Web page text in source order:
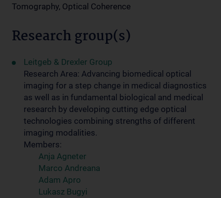
Tomography, Optical Coherence
Research group(s)
Leitgeb & Drexler Group
Research Area: Advancing biomedical optical
imaging for a step change in medical diagnostics
as well as in fundamental biological and medical
research by developing cutting edge optical
technologies combining strengths of different
imaging modalities.
Members:
Anja Agneter
Marco Andreana
Adam Apro
Lukasz Bugyi